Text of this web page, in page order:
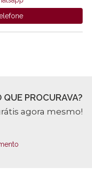
PROCURAVA?
agora mesmo!